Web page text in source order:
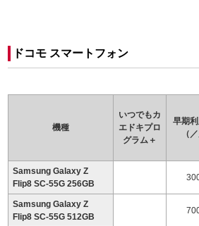
ドコモ スマートフォン
機種
いつでもカ
エドキプロ
グラム＋
早期
（
Samsung Galaxy Z
Flip8 SC-55G 256GB
Samsung Galaxy Z
Flip8 SC-55G 512GB